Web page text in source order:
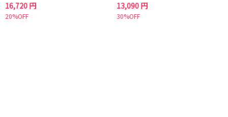
16,720 円
20%OFF
13,090 円
30%OFF